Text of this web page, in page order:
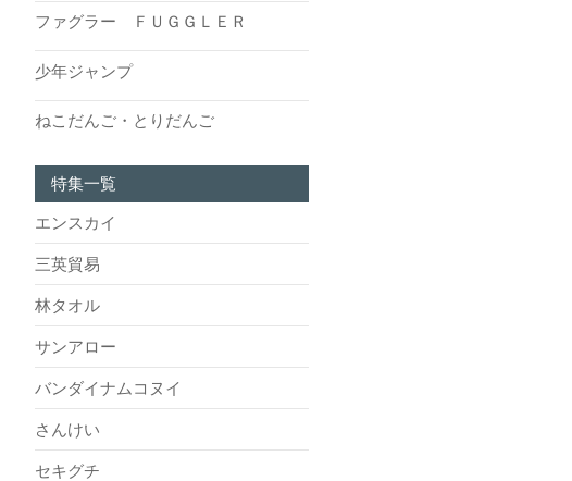
ファグラー ＦＵＧＧＬＥＲ
少年ジャンプ
ねこだんご・とりだんご
特集一覧
エンスカイ
三英貿易
林タオル
サンアロー
バンダイナムコヌイ
さんけい
セキグチ